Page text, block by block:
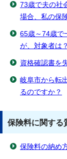
73歳で夫の社
場合、私の保
65歳～74歳で
が、対象者は？
資格確認書を
岐阜市から転
るのですか？
保険料に関する
保険料の納め